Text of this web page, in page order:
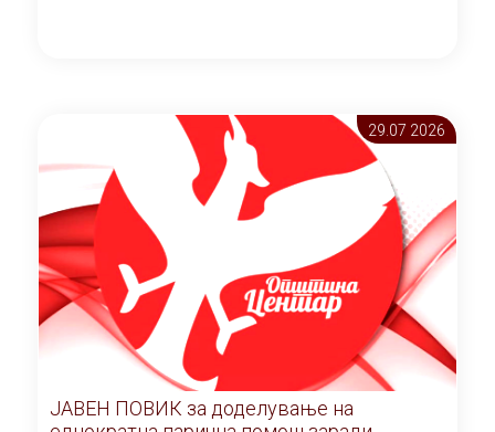
29.07 2026
ЈАВЕН ПОВИК за доделување на